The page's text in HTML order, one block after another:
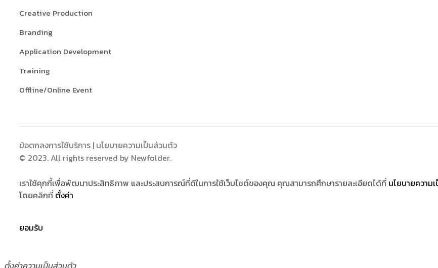
Creative Production
Branding
Application Development
Training
Offline/Online Event
ข้อตกลงการใช้บริการ | นโยบายความเป็นส่วนตัว
© 2023. All rights reserved by Newfolder.
เราใช้คุกกี้เพื่อพัฒนาประสิทธิภาพ และประสบการณ์ที่ดีในการใช้เว็บไซต์ของคุณ คุณสามารถศึกษารายละเอียดได้ที่ นโยบายความ
โดยคลิกที่ ตั้งค่า
ยอมรับ
ตั้งค่าความเป็นส่วนตัว